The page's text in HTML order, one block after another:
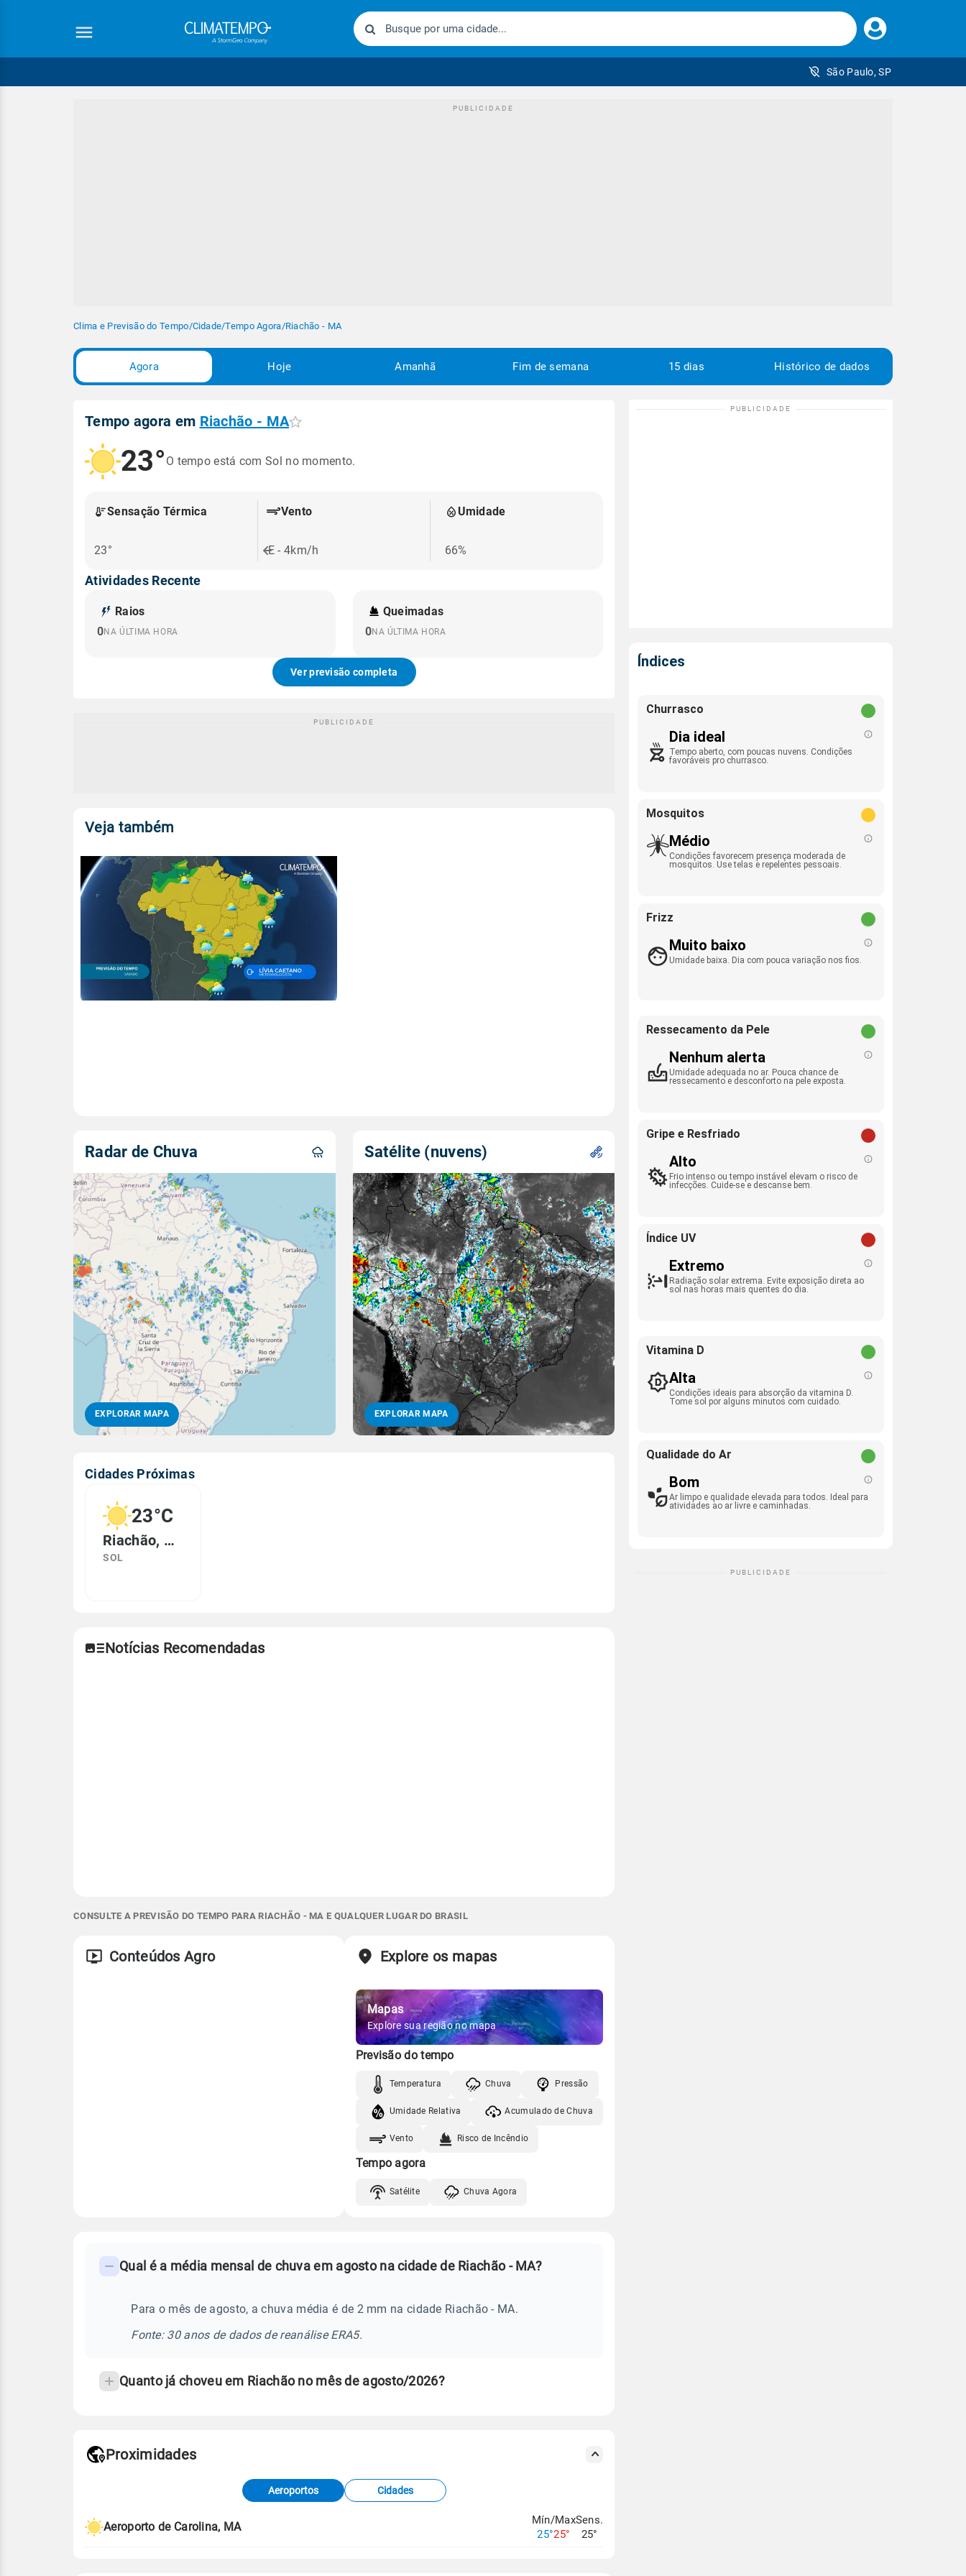
Faça
seu
São Paulo, SP
Clima e Previsão do Tempo/Cidade/Tempo Agora/Riachão - MA
Agora Hoje Amanhã Fim de semana 15 dias Histórico de dados
Tempo agora em Riachão - MA
23° O tempo está com Sol no momento.
Sensação Térmica
23°
Vento
E - 4km/h
Umidade
66%
Atividades Recente
Raios
0NA ÚLTIMA HORA
Queimadas
0NA ÚLTIMA HORA
Ver previsão completa
Veja também
Radar de Chuva
EXPLORAR MAPA
Satélite (nuvens)
EXPLORAR MAPA
Cidades Próximas
23°C
Riachão, MA
SOL
Notícias Recomendadas
CONSULTE A PREVISÃO DO TEMPO PARA RIACHÃO - MA E QUALQUER LUGAR DO BRASIL
Conteúdos Agro Explore os mapas
Mapas
Explore sua região no mapa
Previsão do tempo
Temperatura Chuva Pressão
Umidade Relativa Acumulado de Chuva
Vento Risco de Incêndio
Tempo agora
Satélite Chuva Agora
frequentes
temperatura
Qual é a média mensal de chuva em agosto na cidade de Riachão - MA?
Para o mês de agosto, a chuva média é de 2 mm na cidade Riachão - MA.
Fonte: 30 anos de dados de reanálise ERA5.
Quanto já choveu em Riachão no mês de agosto/2026?
de Tempo e Estudos Climáticos (CPTEC).
Proximidades
Aeroportos Cidades
Aeroporto de Carolina, MA
Mín/Max
25°25°
Sens.
25°
Índices
Churrasco
Dia ideal
Tempo aberto, com poucas nuvens. Condições
favoráveis pro churrasco.
Mosquitos
Médio
Condições favorecem presença moderada de
mosquitos. Use telas e repelentes pessoais.
Frizz
Muito baixo
Umidade baixa. Dia com pouca variação nos fios.
Ressecamento da Pele
Nenhum alerta
Umidade adequada no ar. Pouca chance de
ressecamento e desconforto na pele exposta.
Gripe e Resfriado
Alto
Frio intenso ou tempo instável elevam o risco de
infecções. Cuide-se e descanse bem.
Índice UV
Extremo
Radiação solar extrema. Evite exposição direta ao
sol nas horas mais quentes do dia.
Vitamina D
Alta
Condições ideais para absorção da vitamina D.
Tome sol por alguns minutos com cuidado.
Qualidade do Ar
Bom
Ar limpo e qualidade elevada para todos. Ideal para
atividades ao ar livre e caminhadas.